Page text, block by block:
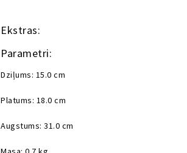
Ekstras:
Parametri:
Dziļums: 15.0 cm
Platums: 18.0 cm
Augstums: 31.0 cm